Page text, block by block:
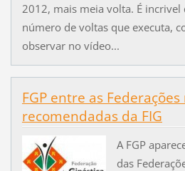
2012, mais meia volta. É
número de voltas que executa,
observar no vídeo...
FGP entre as
recomendadas da FIG
A FGP
das